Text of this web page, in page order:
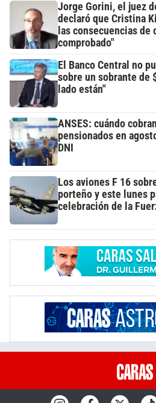
Jorge Gorini, el juez
declaró que Cristina
las consecuencias
comprobado"
El Banco Central no
sobre un sobrante de
lado están"
ANSES: cuándo
pensionados en
DNI
Los aviones F 16
porteño y este lunes
celebración de la